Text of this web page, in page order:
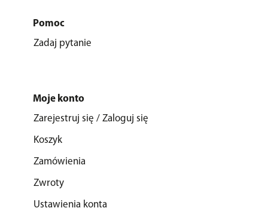
Pomoc
Zadaj pytanie
Moje konto
Zarejestruj się / Zaloguj się
Koszyk
Zamówienia
Zwroty
Ustawienia konta